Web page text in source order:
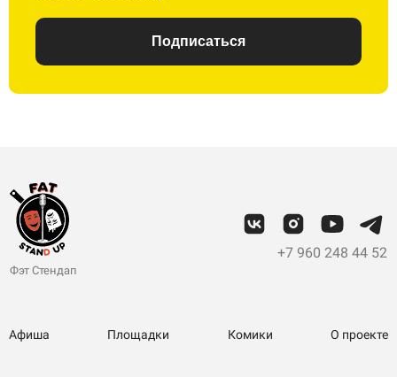
Подписаться
Фэт Стендап
+7 960 248 44 52
Афиша Площадки Комики О проекте